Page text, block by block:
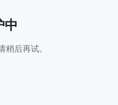
中
稍后再试。